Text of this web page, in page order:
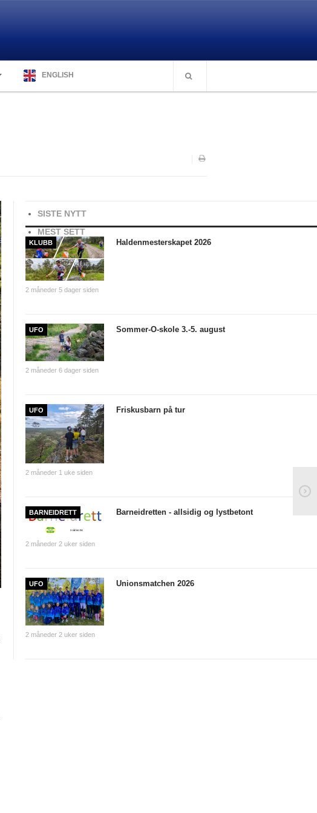
ENGLISH
SISTE NYTT
MEST SETT
KLUBB
2 måneder 5 dager siden
Haldenmesterskapet 2026
UFO
2 måneder 6 dager siden
Sommer-O-skole 3.-5. august
UFO
2 måneder 1 uke siden
Friskusbarn på tur
BARNEIDRETT
2 måneder 2 uker siden
Barneidretten - allsidig og lystbetont
UFO
2 måneder 2 uker siden
Unionsmatchen 2026